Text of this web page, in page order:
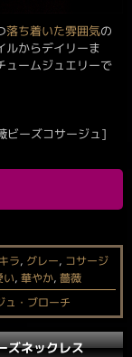
落ち着いた雰囲気の
ルからデイリーま
ュームジュエリーで
ビーズコサージュ]
ラ, グレー, コサージ
い, 華やか, 薔薇
ュ・ブローチ
ズネックレス